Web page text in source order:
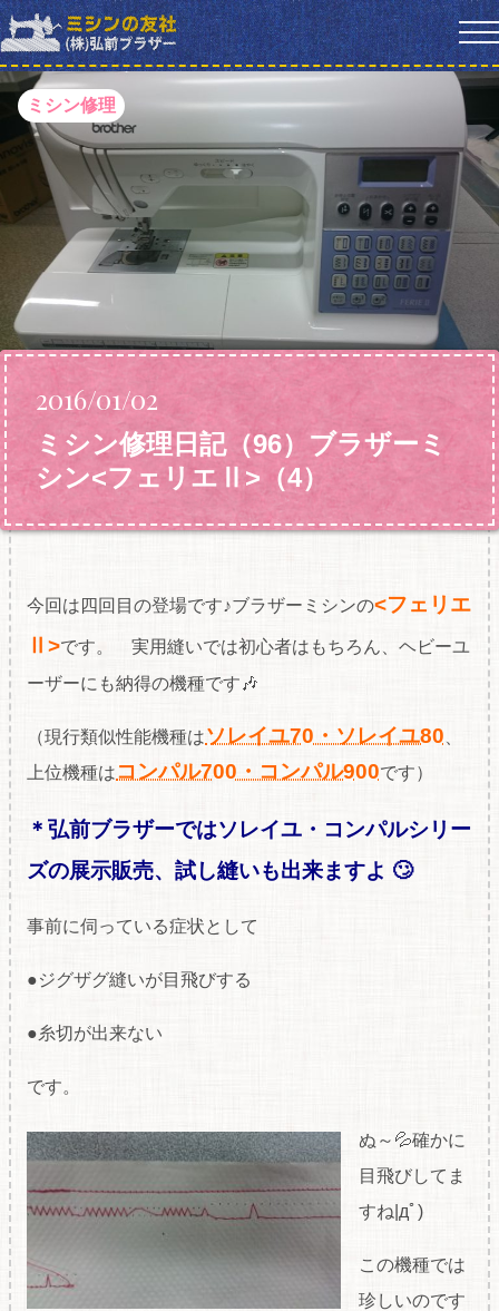
ミシン修理
2016/01/02
ミシン修理日記（96）ブラザーミ
シン<フェリエⅡ>（4）
今回は四回目の登場です♪ブラザーミシンの<フェリエ
Ⅱ>です。 実用縫いでは初心者はもちろん、ヘビーユ
ーザーにも納得の機種です🎶
（現行類似性能機種はソレイユ70・ソレイユ80
上位機種はコンパル700・コンパル900です）
＊弘前ブラザーではソレイユ・コンパルシリー
ズの展示販売、試し縫いも出来ますよ 🙄
事前に伺っている症状として
●ジグザグ縫いが目飛びする
●糸切が出来ない
です。
ぬ～💦確かに
目飛びしてま
すね|дﾟ)
この機種では
珍しいのです